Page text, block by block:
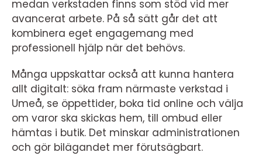
medan verkstaden finns som stöd vid mer
avancerat arbete. På så sätt går det att
kombinera eget engagemang med
professionell hjälp när det behövs.
Många uppskattar också att kunna hantera
allt digitalt: söka fram närmaste verkstad i
Umeå, se öppettider, boka tid online och välja
om varor ska skickas hem, till ombud eller
hämtas i butik. Det minskar administrationen
och gör bilägandet mer förutsägbart.